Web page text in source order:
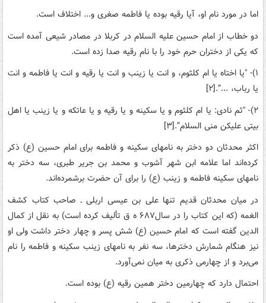
اما در مورد نام او، آیا رقیه بوده یا فاطمه صغری و... اختلاف است.
دو خطاب از امام حسین علیه السلام در کربلا در مصادر شیعی آمده است
که یکی از دختران حرم خود را با نام رقیه صدا زده است.
۱)- "یا اختاه یا ام کلثوم، و انت یا زینب و انت یا رقیه و انت یا فاطمه و انت
یا رباب، ...”.[۲]
۲)- "ثم نادی: یا ام کلثوم و یا سکینه و یا رقیه و یا عاتکه و یا زینب یا اهل
بیتی علیکن منی السلام”.[۳]
اکثر محدثان دو دختر به نامهای سکینه و فاطمه برای امام حسین (ع) ذکر
کرده‌اند اما علامه ابن شهر آشوب و محمد بن جریر طبری، سه دختر به
نامهای سکینه فاطمه و زینب (ع) را برای آن حضرت برشمرده‌اند.
در میان محدثان قدیم تنها علی بن عیسی اربلی ـ صاحب کتاب کشف
الغمه (که این کتاب را در سال۶۸۷ ه ق تألیف کرده است) به نقل از کمال
الدین گفته است که امام حسین (ع) شش پسر و چهار دختر داشت ولی او
نیز هنگام شمارش دخترها، سه نفر به نامهای زینب سکینه و فاطمه را نام
می‌برد و از چهارمی ذکری به میان نمی‌آورد.
احتمال دارد که چهارمین دختر همین رقیه (ع) بوده است.